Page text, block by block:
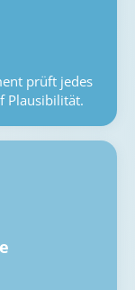
prüft jedes
Plausibilität.